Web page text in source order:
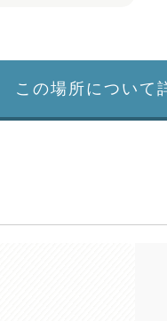
この場所について